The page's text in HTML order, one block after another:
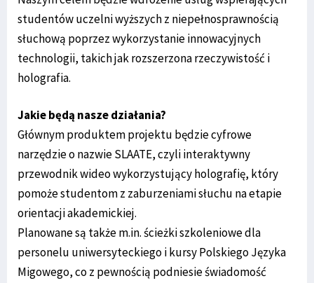
studentów uczelni wyższych z niepełnosprawnością
słuchową poprzez wykorzystanie innowacyjnych
technologii, takich jak rozszerzona rzeczywistość i
holografia.
Jakie będą nasze działania?
Głównym produktem projektu będzie cyfrowe
narzędzie o nazwie SLAATE, czyli interaktywny
przewodnik wideo wykorzystujący holografię, który
pomoże studentom z zaburzeniami słuchu na etapie
orientacji akademickiej.
Planowane są także m.in. ścieżki szkoleniowe dla
personelu uniwersyteckiego i kursy Polskiego Języka
Migowego, co z pewnością podniesie świadomość